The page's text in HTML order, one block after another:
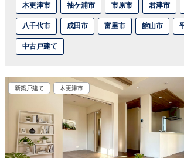
木更津市 袖ケ浦市 市原市 君津市
八千代市 成田市 富里市 館山市
中古戸建て
新築戸建て 木更津市